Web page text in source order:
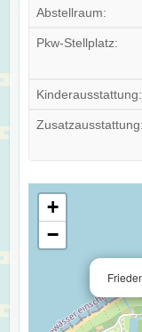
Abstellraum:
Pkw-Stellplatz:
Kinderausstattung:
Zusatzausstattung:
+
−